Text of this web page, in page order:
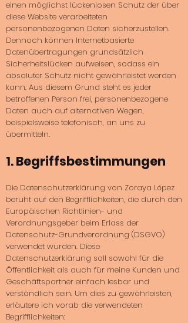
einen möglichst lückenlosen Schutz der über
diese Website verarbeiteten
personenbezogenen Daten sicherzustellen.
Dennoch können Internetbasierte
Datenübertragungen grundsätzlich
Sicherheitslücken aufweisen, sodass ein
absoluter Schutz nicht gewährleistet werden
kann. Aus diesem Grund steht es jeder
betroffenen Person frei, personenbezogene
Daten auch auf alternativen Wegen,
beispielsweise telefonisch, an uns zu
übermitteln.
1. Begriffsbestimmungen
Die Datenschutzerklärung von Zoraya López
beruht auf den Begrifflichkeiten, die durch den
Europäischen Richtlinien- und
Verordnungsgeber beim Erlass der
Datenschutz-Grundverordnung (DSGVO)
verwendet wurden. Diese
Datenschutzerklärung soll sowohl für die
Öffentlichkeit als auch für meine Kunden und
Geschäftspartner einfach lesbar und
verständlich sein. Um dies zu gewährleisten,
erläutere ich vorab die verwendeten
Begrifflichkeiten: